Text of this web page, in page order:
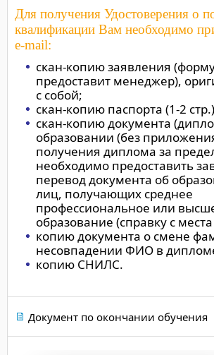
Для получения Удостоверения о
квалификации Вам необходимо
e-mail:
скан-копию заявления
предоставит менеджер),
с собой;
скан-копию паспорта (1-2
скан-копию документа
образовании (без
получения диплома за
необходимо предоставить
перевод документа об
лиц, получающих среднее
профессиональное или
образование (справку с
копию документа о смене
несовпадении ФИО в
копию СНИЛС.
Документ по окончании обучения